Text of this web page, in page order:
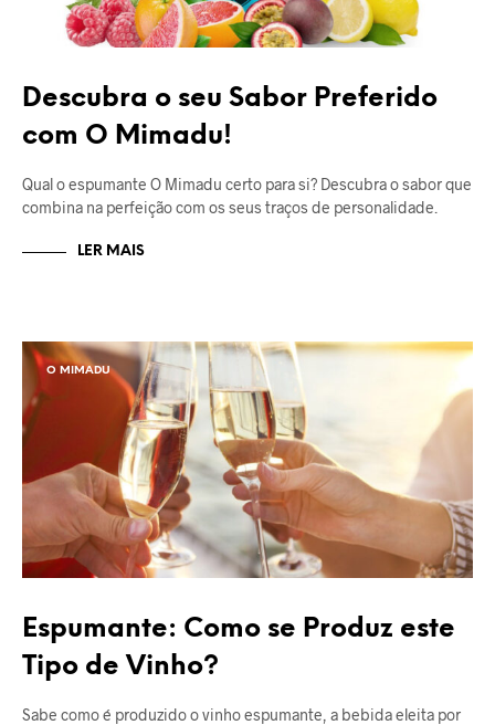
Descubra o seu Sabor Preferido
com O Mimadu!
Qual o espumante O Mimadu certo para si? Descubra o sabor que
combina na perfeição com os seus traços de personalidade.
LER MAIS
O MIMADU
Espumante: Como se Produz este
Tipo de Vinho?
Sabe como é produzido o vinho espumante, a bebida eleita por